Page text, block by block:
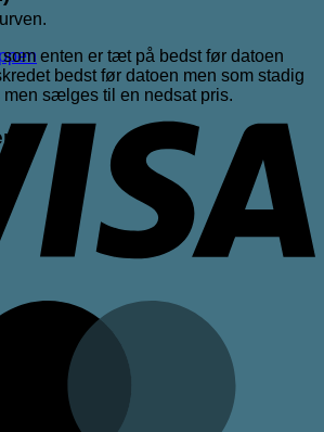
enten er tæt på bedst før datoen
bedst før datoen men som stadig
sælges til en nedsat pris.